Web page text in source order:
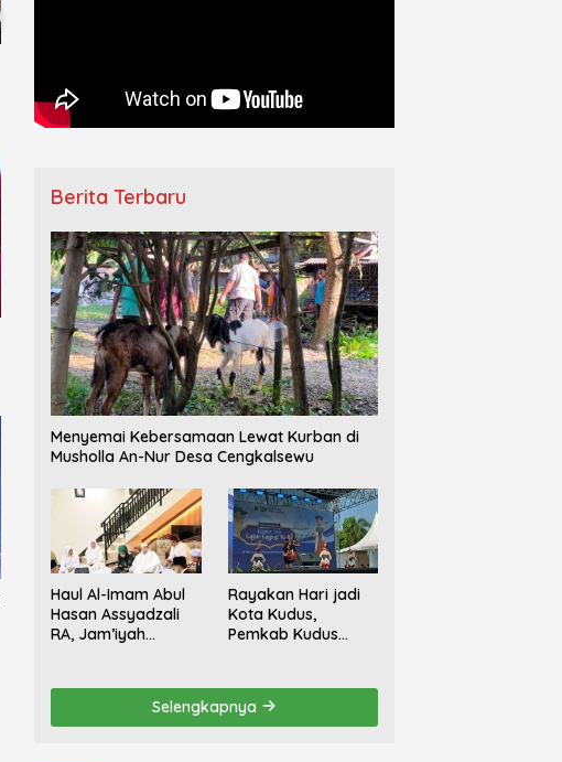
Matangkan Persiapan Makesta
ke-15 Jelang Reorganisasi
Ranting
Jepara Berlangsung Khidmat,
Diwarnai Tangis Haru Keluarga
Berita Terbaru
Menyemai Kebersamaan Lewat Kurban di
Musholla An-Nur Desa Cengkalsewu
Haul Al-Imam Abul
Hasan Assyadzali
RA, Jam’iyah
Berlangsung
Rayakan Hari jadi
Kota Kudus,
Pemkab Kudus
Gelar Festival Tari
Lajur Caping Kalo
Selengkapnya